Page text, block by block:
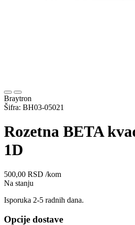
Braytron
Šifra: BH03-05021
Rozetna BETA
1D
500,00 RSD /kom
Na stanju
Isporuka 2-5 radnih dana.
Opcije dostave